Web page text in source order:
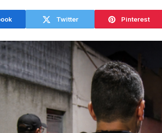
Twitter Pinterest